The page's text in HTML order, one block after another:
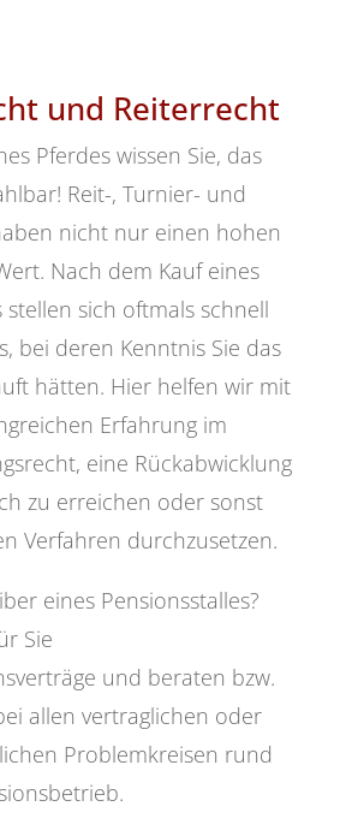
und Reiterrecht
Pferdes wissen Sie, das
Reit-, Turnier- und
nicht nur einen hohen
Nach dem Kauf eines
stellen sich oftmals schnell
bei deren Kenntnis Sie das
hätten. Hier helfen wir mit
Erfahrung im
eine Rückabwicklung
zu erreichen oder sonst
Verfahren durchzusetzen.
eines Pensionsstalles?
Sie
und beraten bzw.
allen vertraglichen oder
Problemkreisen rund